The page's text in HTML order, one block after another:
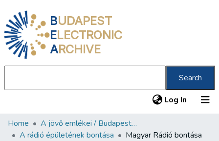
BUDAPEST
ELECTRONIC
ARCHIVE
Search
Log In (current)
Communities & Collections
Home
A jövő emlékei / Budapest ma
A rádió épületének bontása
Magyar Rádió bontása